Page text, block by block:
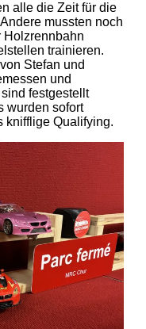
alle die Zeit für die
mussten noch
Holzrennbahn
trainieren.
Stefan und
und
festgestellt
wurden sofort
knifflige Qualifying.